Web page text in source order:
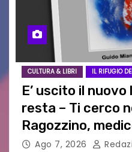
CULTURA & LIBRI IL RIFUGIO
E’ uscito il
resta – Ti cerco
Ragozzino,
Capua
Ago 7, 2026